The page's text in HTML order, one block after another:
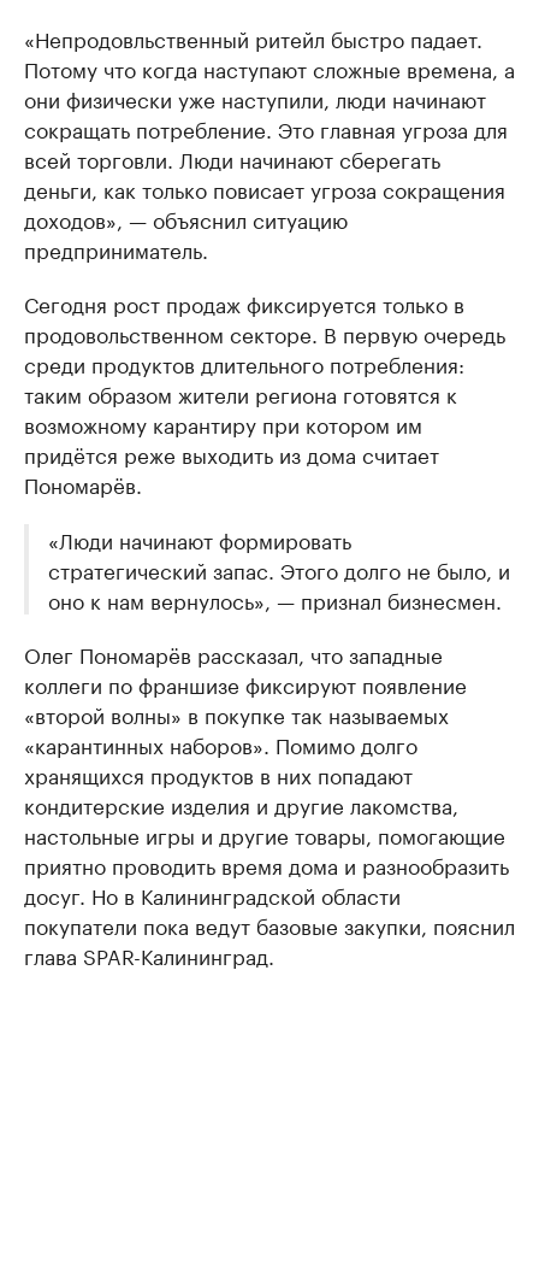
«Непродовльственный ритейл быстро падает.
Потому что когда наступают сложные времена, а
они физически уже наступили, люди начинают
сокращать потребление. Это главная угроза для
всей торговли. Люди начинают сберегать
деньги, как только повисает угроза сокращения
доходов», — объяснил ситуацию
предприниматель.
Сегодня рост продаж фиксируется только в
продовольственном секторе. В первую очередь
среди продуктов длительного потребления:
таким образом жители региона готовятся к
возможному карантиру при котором им
придётся реже выходить из дома считает
Пономарёв.
«Люди начинают формировать
стратегический запас. Этого долго не было, и
оно к нам вернулось», — признал бизнесмен.
Олег Пономарёв рассказал, что западные
коллеги по франшизе фиксируют появление
«второй волны» в покупке так называемых
«карантинных наборов». Помимо долго
хранящихся продуктов в них попадают
кондитерские изделия и другие лакомства,
настольные игры и другие товары, помогающие
приятно проводить время дома и разнообразить
досуг. Но в Калининградской области
покупатели пока ведут базовые закупки, пояснил
глава SPAR-Калининград.